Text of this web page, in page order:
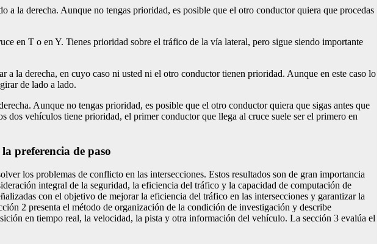
la derecha. Aunque no tengas prioridad, es posible que el otro conductor quiera que procedas
en T o en Y. Tienes prioridad sobre el tráfico de la vía lateral, pero sigue siendo importante
la derecha, en cuyo caso ni usted ni el otro conductor tienen prioridad. Aunque en este caso lo
de lado a lado.
Aunque no tengas prioridad, es posible que el otro conductor quiera que sigas antes que
dos vehículos tiene prioridad, el primer conductor que llega al cruce suele ser el primero en
preferencia de paso
los problemas de conflicto en las intersecciones. Estos resultados son de gran importancia
integral de la seguridad, la eficiencia del tráfico y la capacidad de computación de
con el objetivo de mejorar la eficiencia del tráfico en las intersecciones y garantizar la
2 presenta el método de organización de la condición de investigación y describe
en tiempo real, la velocidad, la pista y otra información del vehículo. La sección 3 evalúa el